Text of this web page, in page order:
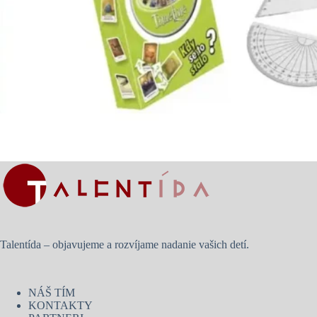
Talentída – objavujeme a rozvíjame nadanie vašich detí.
NÁŠ TÍM
KONTAKTY